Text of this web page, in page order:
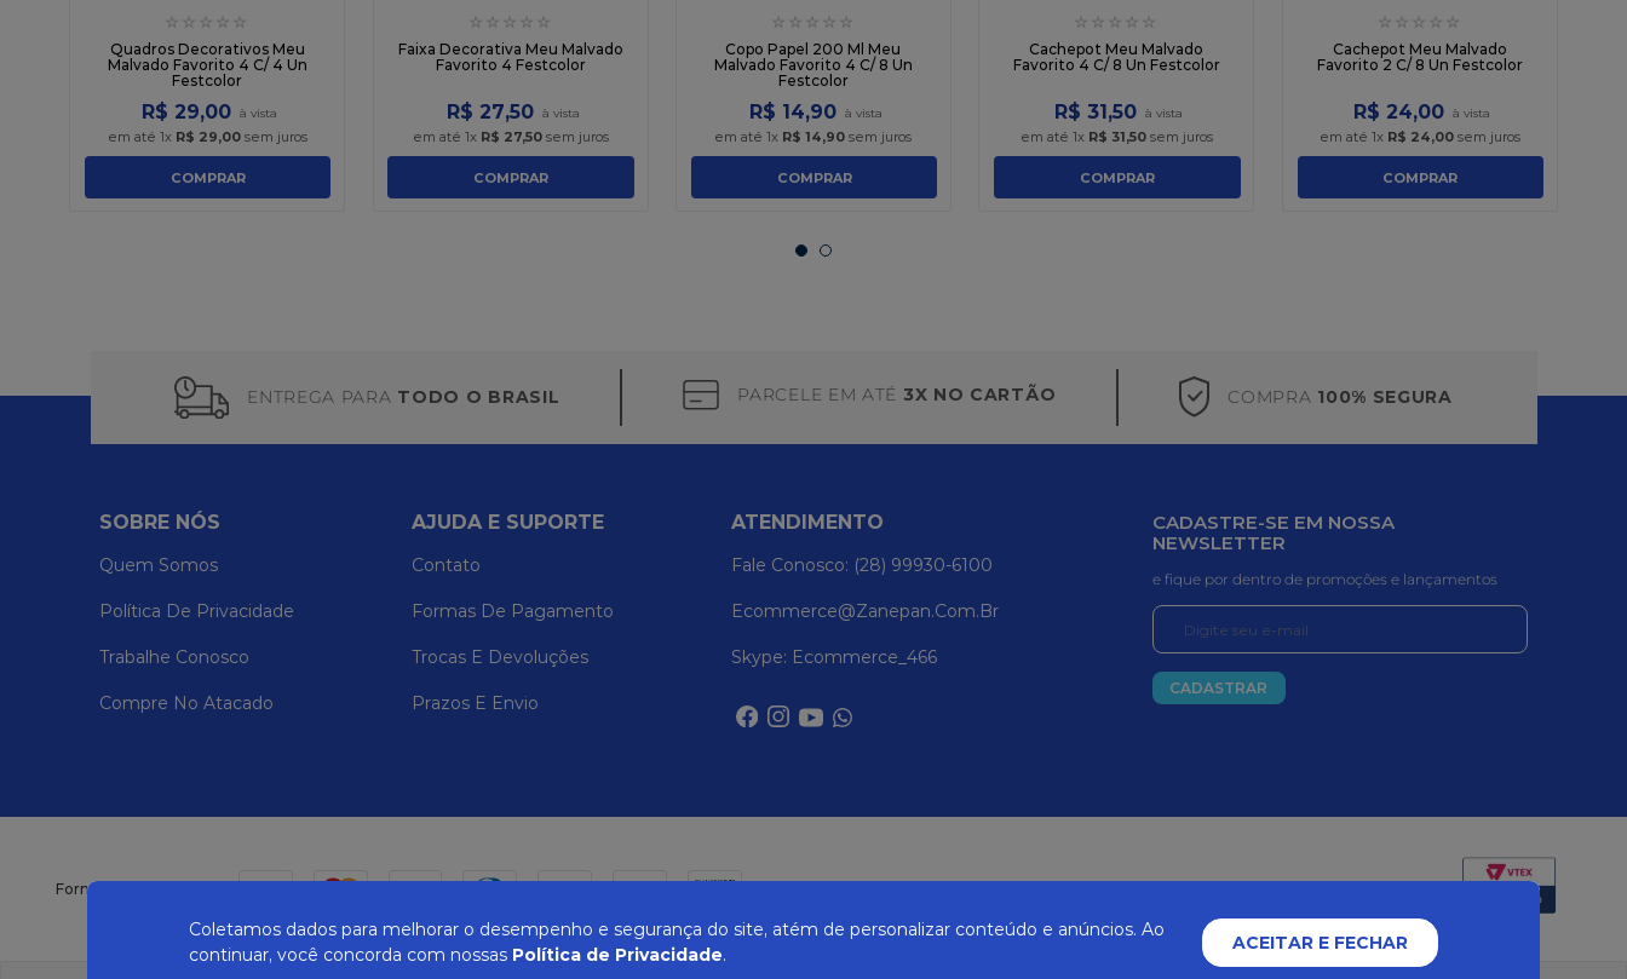
☆ ☆ ☆ ☆ ☆
Quadros Decorativos Meu
Malvado Favorito 4 C/ 4 Un
Festcolor
R$ 29,00
em até 1x R$ 29,00sem juros
COMPRAR
☆ ☆ ☆ ☆ ☆
Faixa Decorativa Meu Malvado
Favorito 4 Festcolor
R$ 27,50
em até 1x R$ 27,50sem juros
COMPRAR
☆ ☆ ☆ ☆ ☆
Copo Papel 200 Ml Meu
Malvado Favorito 4 C/ 8 Un
Festcolor
R$ 14,90
em até1x R$ 14,90 sem juros
COMPRAR
☆ ☆ ☆ ☆ ☆
Cachepot Meu Malvado
Favorito 4 C/ 8 Un Festcolor
R$ 31,50
em até 1x R$ 31,50sem juros
COMPRAR
☆ ☆ ☆ ☆ ☆
Cachepot Meu Malvado
Favorito 2 C/ 8 Un Festcolor
R$ 24,00
em até 1x R$ 24,00sem juros
COMPRAR
ENTREGA PARA TODO O BRASIL PARCELE EM ATÉ 3X NO CARTÃO COMPRA 100% SEGURA
SOBRE NÓS
Quem Somos
Política De Privacidade
Trabalhe Conosco
Compre No Atacado
AJUDA E SUPORTE
Contato
Formas De Pagamento
Trocas E Devoluções
Prazos E Envio
ATENDIMENTO
Fale Conosco: (28) 99930-6100
Ecommerce@zanepan.com.br
Skype: Ecommerce_466
CADASTRE-SE EM NOSSA
NEWSLETTER
e fique por dentro de promoções e lançamentos
CADASTRAR
Formas de pagamento
Coletamos dados para melhorar o desempenho e segurança do site, atém de personalizar conteúdo e anúncios. Ao
continuar, você concorda com nossas Política de Privacidade.
ACEITAR E FECHAR